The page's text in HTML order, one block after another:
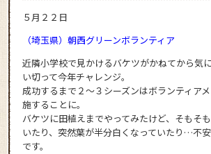
５月２２日
（埼玉県）朝西グリーンボランティア
近隣小学校で見かけるバケツがかねてから気
い切って今年チャレンジ。
成功するまで２～３シーズンはボランティア
施することに。
バケツに田植えまでやってみたけど、そもそ
いたり、突然葉が半分白くなっていたり…不
です。